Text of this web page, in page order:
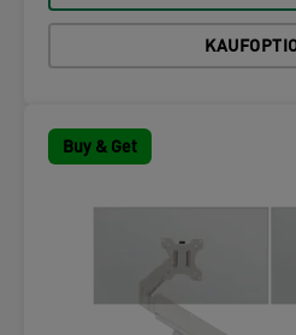
Buy & Get